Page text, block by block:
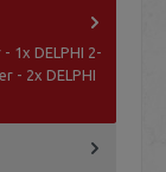
1x DELPHI 2-
- 2x DELPHI